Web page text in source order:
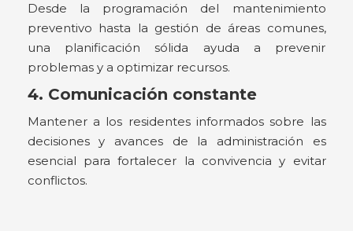
Desde la programación del mantenimiento
preventivo hasta la gestión de áreas comunes,
una planificación sólida ayuda a prevenir
problemas y a optimizar recursos.
4. Comunicación constante
Mantener a los residentes informados sobre las
decisiones y avances de la administración es
esencial para fortalecer la convivencia y evitar
conflictos.